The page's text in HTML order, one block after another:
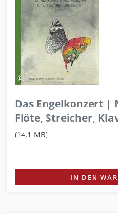
Das Engelkonzert |
Flöte, Streicher,
(14,1 MB)
IN DEN